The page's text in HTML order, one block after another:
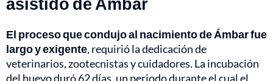
El proceso que condujo al nacimiento de Ámbar fue
largo y exigente, requirió la dedicación de
veterinarios, zootecnistas y cuidadores. La incubación
del huevo duró 62 días, un periodo durante el cual el